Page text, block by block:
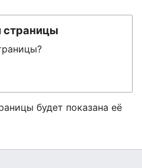
страницы
будет показана её